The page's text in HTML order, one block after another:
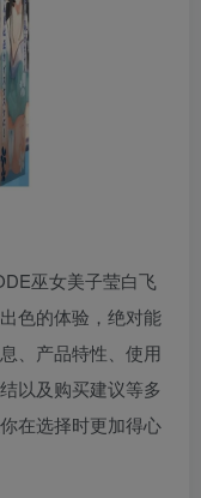
巫女美子莹白飞
色的体验，绝对能
、产品特性、使用
以及购买建议等多
在选择时更加得心